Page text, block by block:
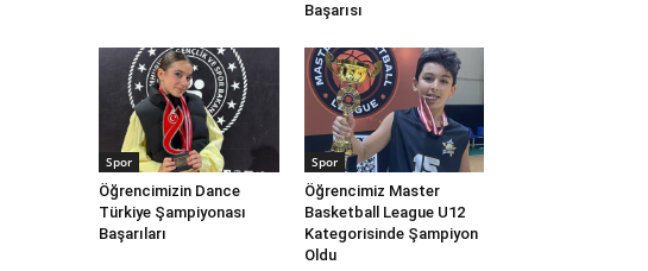
Başarısı
Spor
Öğrencimizin Dance
Türkiye Şampiyonası
Başarıları
Spor
Öğrencimiz Master
Basketball League U12
Kategorisinde Şampiyon
Oldu